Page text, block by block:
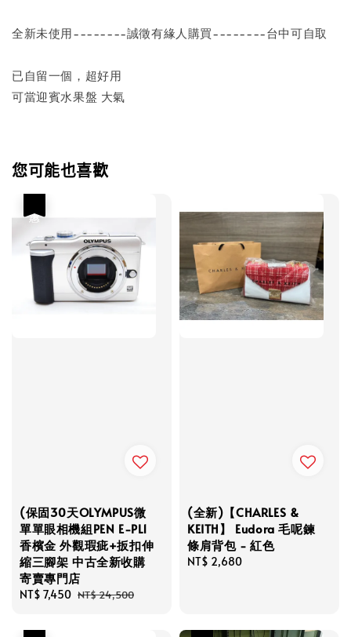
全新未使用--------誠徵有緣人購買--------台中可自取
已自留一個，超好用
可當迎賓水果盤 大氣
您可能也喜歡
(保固30天OLYMPUS微
單單眼相機組PEN E-PL1
香檳金 外觀瑕疵+扳扣伸
縮三腳架 中古全新收購
寄賣專門店
Sale
NT$ 7,450 Regular
NT$ 24,500
(全新)【CHARLES &
KEITH】 Eudora 毛呢鍊
條肩背包 - 紅色
Regular
NT$ 2,680